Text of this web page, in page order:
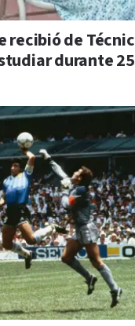
recibió de
durante